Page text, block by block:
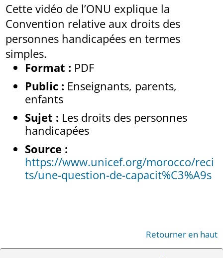
Cette vidéo de l’ONU explique la
Convention relative aux droits des
personnes handicapées en termes
simples.
Format : PDF
Public : Enseignants, parents,
enfants
Sujet : Les droits des personnes
handicapées
Source :
https://www.unicef.org/morocco/reci
ts/une-question-de-capacit%C3%A9s
Retourner en haut